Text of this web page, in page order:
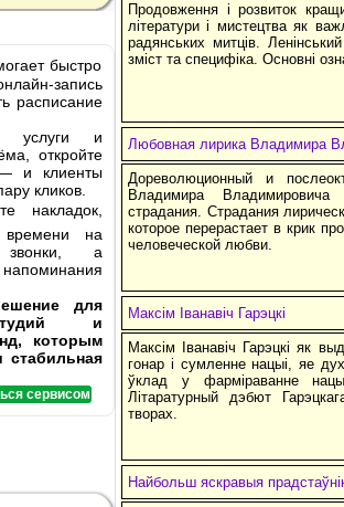
быстро
запись
расписание
услуги и
откройте
и клиенты
кликов.
накладок,
времени на
а
для
и
которым
стабильная
сервисом
Продовження і розвиток
літератури і мистецтва як
радянських митців.
зміст та специфіка. Основні
Любовная лирика Владимира
Дореволюционный и
Владимира
страдания. Страдания
которое перерастает в крик
человеческой любви.
Максім Іванавіч Гарэцкі
Максім Іванавіч Гарэцкі як
гонар і сумленне нацыі, яе
ўклад у фарміраванне
Літаратурный дэбют
творах.
Найбольш яскравыя